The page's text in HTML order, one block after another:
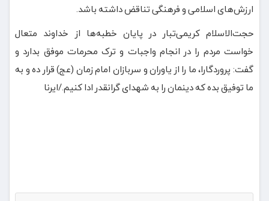
ارزش‌های اسلامی و فرهنگی تناقض داشته باشد.
حجت‌الاسلام کریمی‌تبار در پایان خطبه‌ها از خداوند متعال
خواست مردم را در انجام واجبات و ترک محرمات موفق بدارد و
گفت: پروردگارا، ما را از یاوران و سربازان امام زمان (عج) قرار ده و به
ما توفیق بده که دینمان را به شهدای گرانقدر ادا کنیم./ایرنا